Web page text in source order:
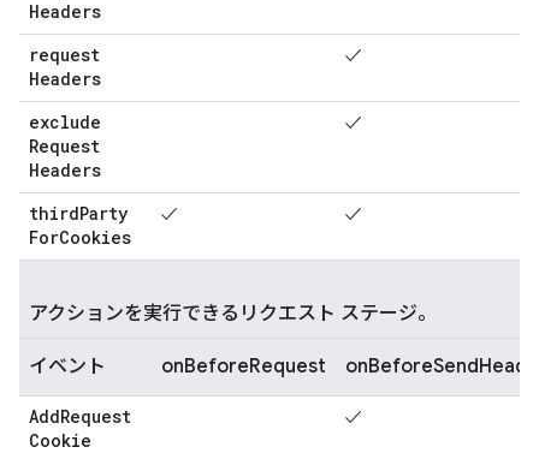
Headers
request
Headers
✓
exclude
Request
Headers
✓
thirdParty
ForCookies
✓ ✓
アクションを実行できるリクエスト ステージ。
イベント onBeforeRequest
AddRequest
Cookie
✓